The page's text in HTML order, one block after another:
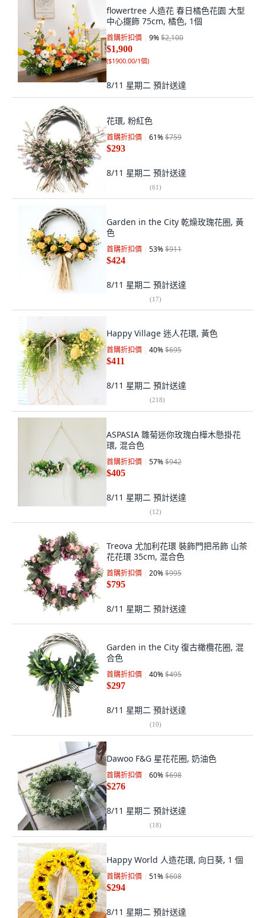
flowertree 人造花 春日橘色花園 大型
中心擺飾 75cm, 橘色, 1個
首購折扣價 9%$2,100
$1,900
($1900.00/1個)
8/11 星期二 預計送達
花環, 粉紅色
首購折扣價 61%$759
$293
8/11 星期二 預計送達
(61)
Garden in the City 乾燥玫瑰花圈, 黃
色
首購折扣價 53%$911
$424
8/11 星期二 預計送達
(17)
Happy Village 迷人花環, 黃色
首購折扣價 40%$695
$411
8/11 星期二 預計送達
(218)
ASPASIA 雛菊迷你玫瑰白樺木懸掛花
環, 混合色
首購折扣價 57%$942
$405
8/11 星期二 預計送達
(12)
Treova 尤加利花環 裝飾門把吊飾 山茶
花花環 35cm, 混合色
首購折扣價 20%$995
$795
8/11 星期二 預計送達
Garden in the City 復古橄欖花圈, 混
合色
首購折扣價 40%$495
$297
8/11 星期二 預計送達
(10)
Dawoo F&G 星花花圈, 奶油色
首購折扣價 60%$698
$276
8/11 星期二 預計送達
(18)
Happy World 人造花環, 向日葵, 1 個
首購折扣價 51%$608
$294
8/11 星期二 預計送達